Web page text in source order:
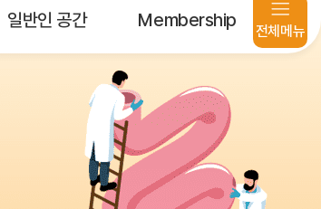
일반인 공간
E-Book & 브로셔
Membership
로그인
아이디 / 비밀번호
찾기
회원가입
전체메뉴